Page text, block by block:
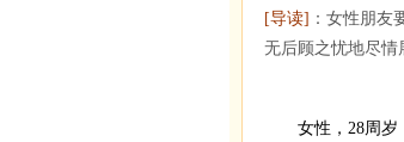
[导读] ：女性朋友
无后顾之忧地尽情
女性，28周岁，